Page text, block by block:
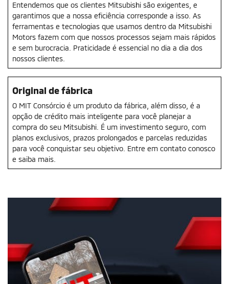
Entendemos que os clientes Mitsubishi são exigentes, e
garantimos que a nossa eficiência corresponde a isso. As
ferramentas e tecnologias que usamos dentro da Mitsubishi
Motors fazem com que nossos processos sejam mais rápidos
e sem burocracia. Praticidade é essencial no dia a dia dos
nossos clientes.
Original de fábrica
O MIT Consórcio é um produto da fábrica, além disso, é a
opção de crédito mais inteligente para você planejar a
compra do seu Mitsubishi. É um investimento seguro, com
planos exclusivos, prazos prolongados e parcelas reduzidas
para você conquistar seu objetivo. Entre em contato conosco
e saiba mais.